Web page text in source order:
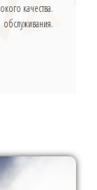
качества.